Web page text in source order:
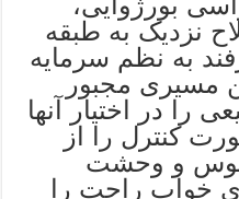
نزدیک به طبقه
به نظم سرمایه
مسیری مجبور
را در اختیار آنها
کنترل را از
و وحشت
خواب راحت را